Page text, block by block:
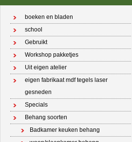
boeken en bladen
school
Gebruikt
Workshop pakketjes
Uit eigen atelier
eigen fabrikaat mdf tegels laser
gesneden
Specials
Behang soorten
Badkamer keuken behang